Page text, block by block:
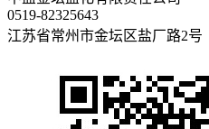
0519-82325643
江苏省常州市金坛区盐厂路2号